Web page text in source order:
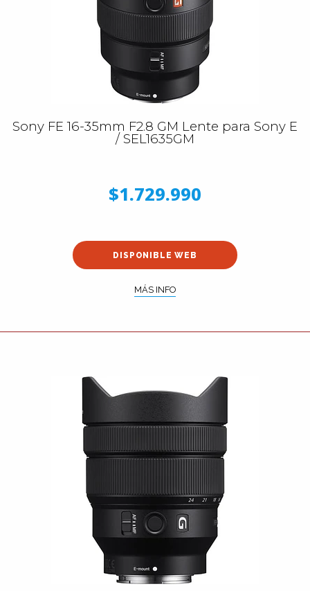
Sony FE 16-35mm F2.8 GM Lente para Sony E
/ SEL1635GM
$1.729.990
DISPONIBLE WEB
MÁS INFO